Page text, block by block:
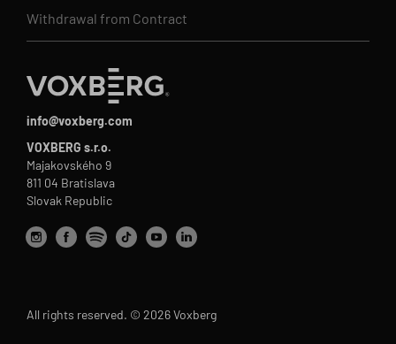
info@voxberg.com
VOXBERG s.r.o.
Majakovského 9
811 04 Bratislava
Slovak Republic
Withdrawal from Contract
All rights reserved. © 2026 Voxberg